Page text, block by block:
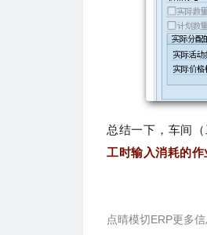
总结一下，车间
工时输入消耗的
点晴模切ERP更多信